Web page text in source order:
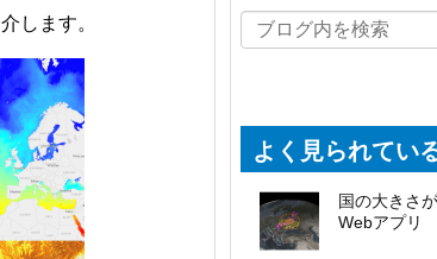
します。
よく見られてい
国の大きさ
Webアプリ